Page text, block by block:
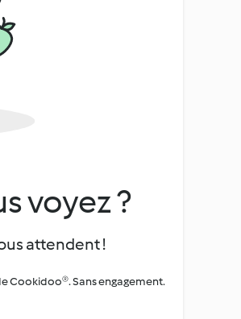
voyez ?
attendent !
Cookidoo®. Sans engagement.